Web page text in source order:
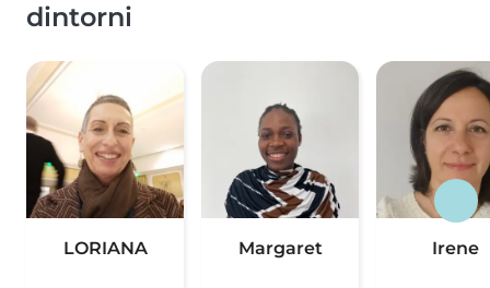
dintorni
LORIANA Margaret Irene